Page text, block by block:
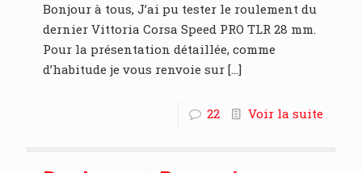
Bonjour à tous, J’ai pu tester le roulement du
dernier Vittoria Corsa Speed PRO TLR 28 mm.
Pour la présentation détaillée, comme
d’habitude je vous renvoie sur […]
22 Voir la suite